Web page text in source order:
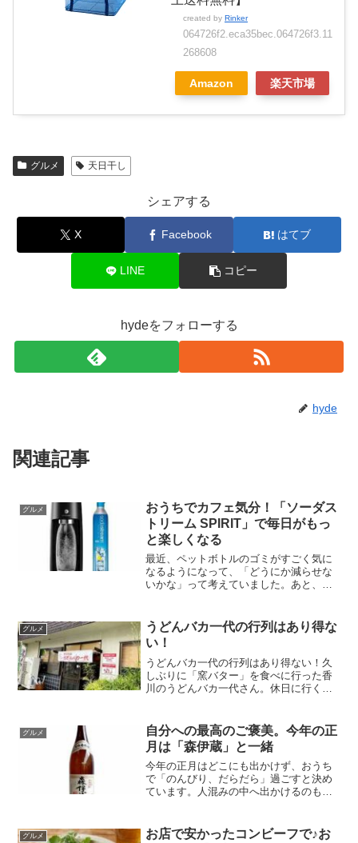
created by Rinker
064726f2.eca35bec.064726f3.11
268608
Amazon 楽天市場
グルメ 天日干し
シェアする
X Facebook はてブ
LINE コピー
hydeをフォローする
hyde
関連記事
グルメ
おうちでカフェ気分！「ソーダス
トリーム SPIRIT」で毎日がもっ
と楽しくなる
最近、ペットボトルのゴミがすごく気に
なるようになって、「どうにか減らせな
いかな」って考えていました。あと、単
たのが、「ソーダストリーム SPIRIT」で
した。注文して...
グルメ
うどんバカ一代の行列はあり得な
い！
うどんバカ一代の行列はあり得ない！久
しぶりに「窯バター」を食べに行った香
川のうどんバカ一代さん。休日に行くと
でも結構な人が行列を作っていた。昨年
のゴールデンウイークにこ...
グルメ
自分への最高のご褒美。今年の正
月は「森伊蔵」と一緒
今年の正月はどこにも出かけず、おうち
で「のんびり、だらだら」過ごすと決め
ています。人混みの中へ出かけるのもい
新しい年。なにかひとつくらい「特別な
グルメ
お店で安かったコンビーフで♪お